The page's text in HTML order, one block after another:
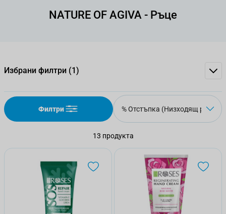
NATURE OF AGIVA - Ръце
Избрани филтри (1)
Филтри
13 продукта